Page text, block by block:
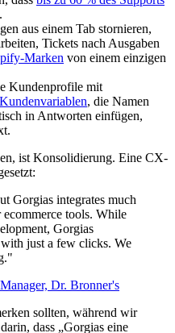
.
aus einem Tab stornieren,
Tickets nach Ausgaben
Marken von einem einzigen
Kundenprofile mit
Kundenvariablen, die Namen
in Antworten einfügen,
ist Konsolidierung. Eine CX-
Gorgias integrates much
tools. While
Gorgias
just a few clicks. We
Dr. Bronner's
sollten, während wir
dass „Gorgias eine